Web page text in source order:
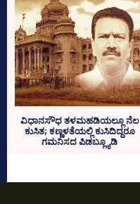
ವಿಧಾನಸೌಧ ತಳಮಹಡಿಯಲ್ಲೂ ನೆಲ
ಕುಸಿತ; ಕಣ್ಣಳತೆಯಲ್ಲಿ ಕುಸಿದಿದ್ದರೂ
ಗಮನಿಸದ ಪಿಡಬ್ಲ್ಯೂಡಿ